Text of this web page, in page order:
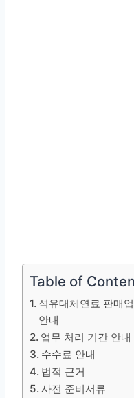
Table of
석유대체연료 판매
안내
업무 처리 기간 안내
수수료 안내
법적 근거
사전 준비서류